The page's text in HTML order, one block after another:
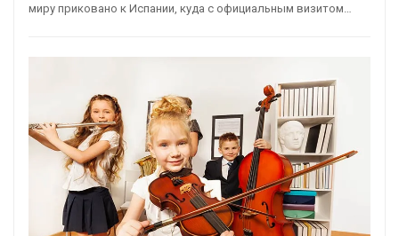
миру приковано к Испании, куда с официальным визитом…